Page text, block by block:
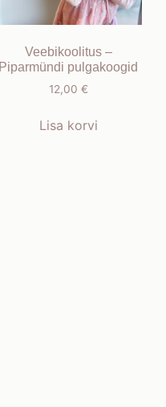
Veebikoolitus –
Piparmündi pulgakoogid
12,00 €
Lisa korvi